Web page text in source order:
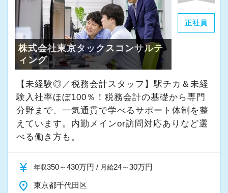
正社員
株式会社東京タックスコンサルテ
ィング
【未経験◎／税務会計スタッフ】駅チカ＆未経
験入社率ほぼ100％！税務会計の基礎から専門
分野まで、一気通貫で学べるサポート体制を整
えています。内勤メインor訪問対応ありなど選
べる働き方も。
currency_yen 年収350～430万円 / 月給24～30万円
place 東京都千代田区